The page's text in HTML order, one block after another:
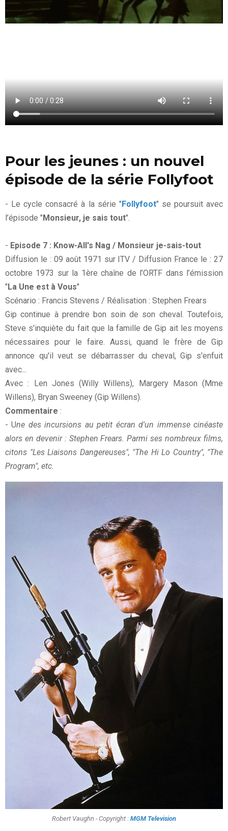
Pour les jeunes : un nouvel
épisode de la série Follyfoot
- Le cycle consacré à la série "Follyfoot" se poursuit avec
l’épisode "Monsieur, je sais tout".
- Episode 7 : Know-All's Nag / Monsieur je-sais-tout
Diffusion le : 09 août 1971 sur ITV / Diffusion France le : 27
octobre 1973 sur la 1ère chaîne de l’ORTF dans l’émission
"La Une est à Vous"
Scénario : Francis Stevens / Réalisation : Stephen Frears
Gip continue à prendre bon soin de son cheval. Toutefois,
Steve s'inquiète du fait que la famille de Gip ait les moyens
nécessaires pour le faire. Aussi, quand le frère de Gip
annonce qu'il veut se débarrasser du cheval, Gip s'enfuit
avec...
Avec : Len Jones (Willy Willens), Margery Mason (Mme
Willens), Bryan Sweeney (Gip Willens).
Commentaire :
- Une des incursions au petit écran d'un immense cinéaste
alors en devenir : Stephen Frears. Parmi ses nombreux films,
citons "Les Liaisons Dangereuses", "The Hi Lo Country", "The
Program", etc.
Robert Vaughn - Copyright : MGM Television